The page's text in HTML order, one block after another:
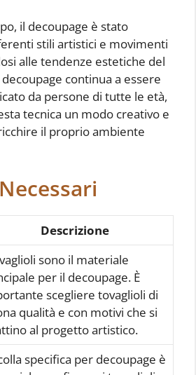
il decoupage è stato
stili artistici e movimenti
alle tendenze estetiche del
continua a essere
da persone di tutte le età,
tecnica un modo creativo e
il proprio ambiente
Descrizione
sono il materiale
per il decoupage. È
scegliere tovaglioli di
qualità e con motivi che si
al progetto artistico.
specifica per decoupage è